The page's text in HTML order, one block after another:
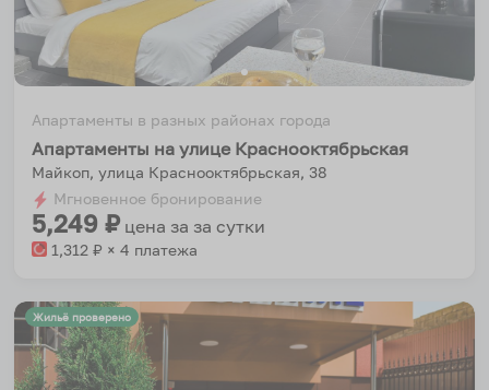
Апартаменты в разных районах города
Апартаменты на улице Краснооктябрьская
Майкоп, улица Краснооктябрьская, 38
Мгновенное бронирование
5,249 ₽ цена за за сутки
1,312 ₽ × 4 платежа
Жильё проверено